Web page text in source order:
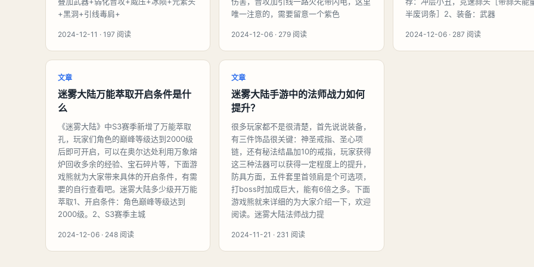
+黑洞+引线毒肩+
2024-12-11 · 197 阅读
唯一注意的，需要留意一个紫色
2024-12-06 · 279 阅读
半废词条］2、装备：武器
2024-12-06 · 287 阅读
文章
迷雾大陆万能萃取开启条件是什
么
《迷雾大陆》中S3赛季新增了万能萃取
孔，玩家们角色的巅峰等级达到2000级
后即可开启，可以在奥尔达处利用万象熔
炉回收多余的经验、宝石碎片等，下面游
戏熊就为大家带来具体的开启条件，有需
要的自行查看吧。迷雾大陆多少级开万能
萃取1、开启条件：角色巅峰等级达到
2000级。2、S3赛季主城
2024-12-06 · 248 阅读
文章
迷雾大陆手游中的法师战力如何
提升？
很多玩家都不是很清楚，首先说说装备，
有三件饰品很关键：神圣戒指、圣心项
链，还有秘法结晶加10的戒指，玩家获得
这三种法器可以获得一定程度上的提升，
防具方面，五件套里首领肩是个可选项，
打boss时加成巨大，能有6倍之多。下面
游戏熊就来详细的为大家介绍一下，欢迎
阅读。迷雾大陆法师战力提
2024-11-21 · 231 阅读